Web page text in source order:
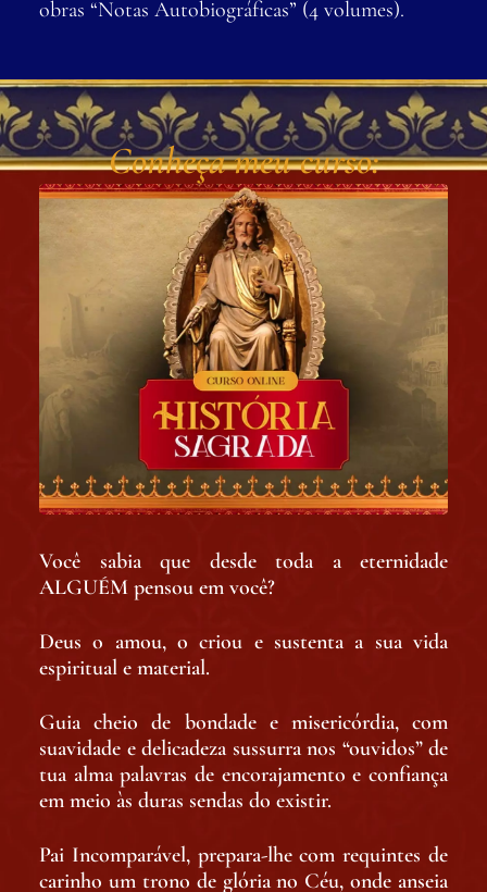
obras “Notas Autobiográficas” (4 volumes).
Conheça meu curso:
Você sabia que desde toda a eternidade
ALGUÉM pensou em você?
Deus o amou, o criou e sustenta a sua vida
espiritual e material.
Guia cheio de bondade e misericórdia, com
suavidade e delicadeza sussurra nos “ouvidos” de
tua alma palavras de encorajamento e confiança
em meio às duras sendas do existir.
Pai Incomparável, prepara-lhe com requintes de
carinho um trono de glória no Céu, onde anseia